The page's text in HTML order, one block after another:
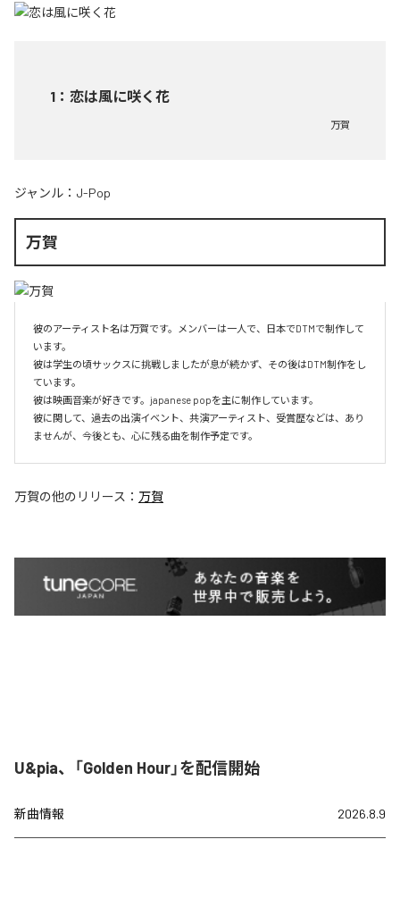
1 ： 恋は風に咲く花
万賀
ジャンル： J-Pop
万賀
彼のアーティスト名は万賀です。メンバーは一人で、日本でDTMで制作して
います。
彼は学生の頃サックスに挑戦しましたが息が続かず、その後はDTM制作をし
ています。
彼は映画音楽が好きです。japanese popを主に制作しています。
彼に関して、過去の出演イベント、共演アーティスト、受賞歴などは、あり
ませんが、今後とも、心に残る曲を制作予定です。
万賀の他のリリース： 万賀
U&pia、「Golden Hour」を配信開始
新曲情報 2026.8.9